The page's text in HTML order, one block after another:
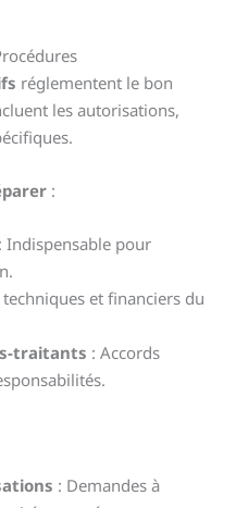
réglementent le bon
les autorisations,
:
: Indispensable pour
techniques et financiers du
traitants : Accords
: Demandes à